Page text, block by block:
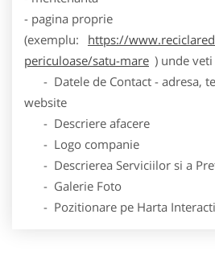
- pagina proprie
(exemplu:
https://
periculoase/satu-mare ) unde
- Datele de Contact - adresa,
website
- Descriere afacere
- Logo companie
- Descrierea Serviciilor si a
- Galerie Foto
- Pozitionare pe Harta